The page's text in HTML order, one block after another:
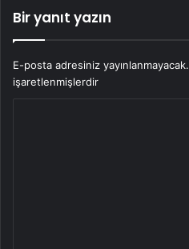
Bir yanıt yazın
E-posta adresiniz yayınlanmayacak.
işaretlenmişlerdir